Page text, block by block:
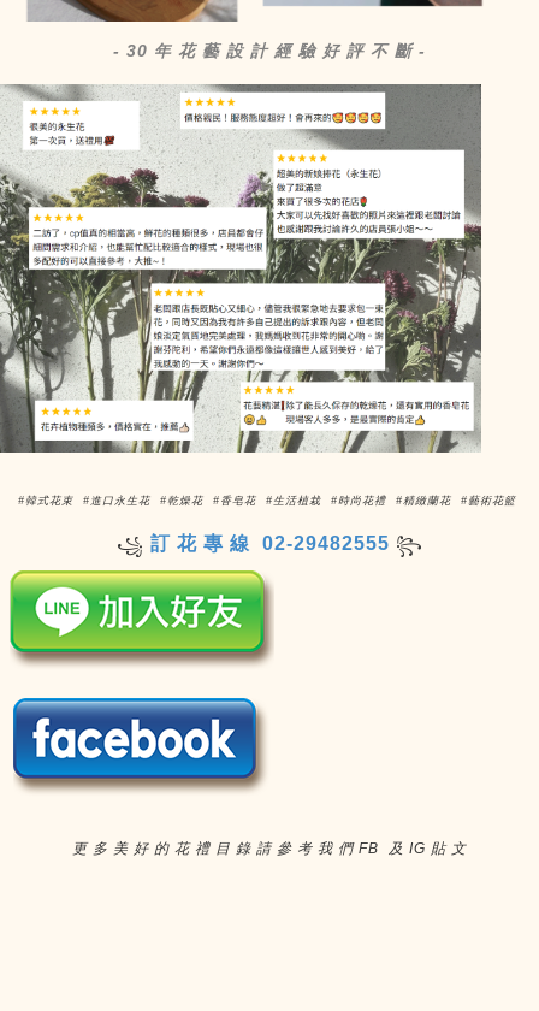
- 30 年 花 藝 設 計 經 驗 好 評 不 斷 -
#韓式花束 #進口永生花 #乾燥花 #香皂花 #生活植栽 #時尚花禮 #精緻蘭花 #藝術花籃
꧁ 訂 花 專 線 02-29482555 ꧂
更 多 美 好 的 花 禮 目 錄 請 參 考 我 們 FB 及 IG 貼 文